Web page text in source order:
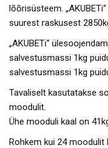
lõõrisüsteem.
suurest raskusest
„AKUBETi“
salvestusmassi 1kg
salvestusmassi 1kg
Tavaliselt kasutatakse
moodulit.
Ühe mooduli kaal on
Rohkem kui 24